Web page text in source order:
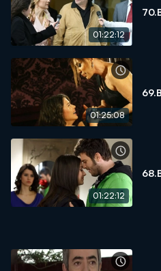
01:22:12
01:25:08
01:22:12